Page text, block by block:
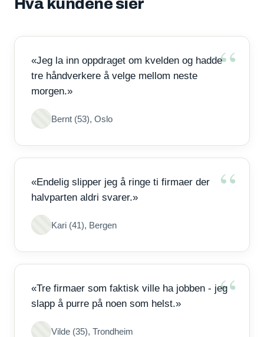
Hva kundene sier
«Jeg la inn oppdraget om kvelden og hadde
tre håndverkere å velge mellom neste
morgen.»
Bernt (53), Oslo
«Endelig slipper jeg å ringe ti firmaer der
halvparten aldri svarer.»
Kari (41), Bergen
«Tre firmaer som faktisk ville ha jobben - jeg
slapp å purre på noen som helst.»
Vilde (35), Trondheim